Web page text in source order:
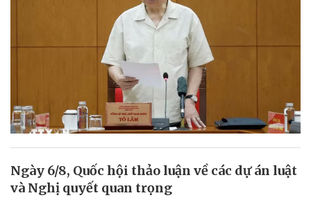
Ngày 6/8, Quốc hội thảo luận về các dự án luật
và Nghị quyết quan trọng